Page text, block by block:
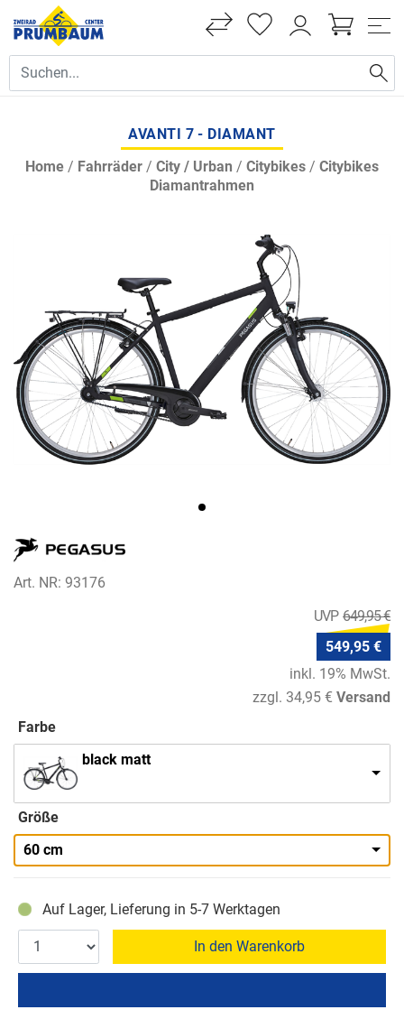
AVANTI 7 - DIAMANT
Home / Fahrräder / City / Urban / Citybikes / Citybikes
Diamantrahmen
Art. NR: 93176
649,95 €
549,95 €
inkl. 19% MwSt.
zzgl. 34,95 € Versand
Farbe
black matt
Größe
60 cm
Auf Lager, Lieferung in 5-7 Werktagen
In den Warenkorb